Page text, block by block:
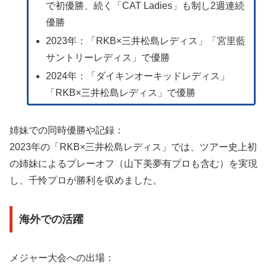
で初優勝、続く「CAT Ladies」も制し2週連続
優勝
2023年：「RKB×三井松島レディス」「宮里藍
サントリーレディス」で優勝
2024年：「ダイキンオーキッドレディス」
「RKB×三井松島レディス」で優勝
姉妹での同時優勝や記録：
2023年の「RKB×三井松島レディス」では、ツアー史上初
の姉妹によるプレーオフ（山下美夢有プロも含む）を実現
し、千怜プロが勝利を収めました。
海外での活躍
メジャー大会への出場：